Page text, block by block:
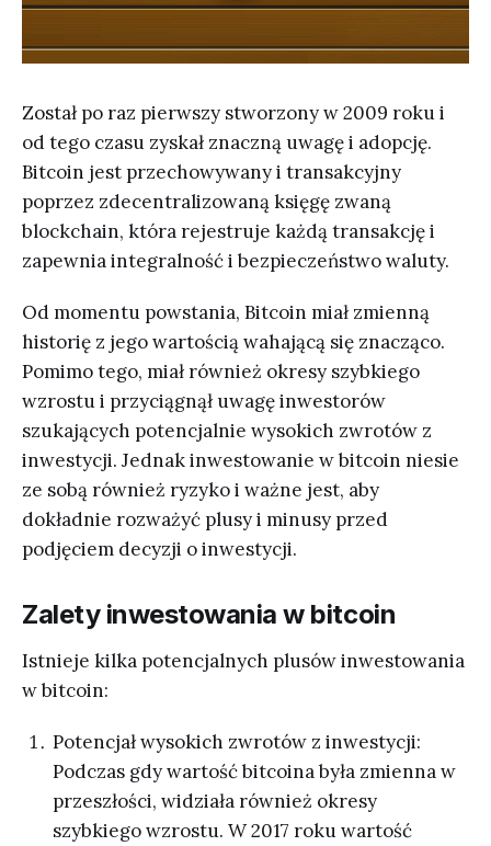
Został po raz pierwszy stworzony w 2009 roku i
od tego czasu zyskał znaczną uwagę i adopcję.
Bitcoin jest przechowywany i transakcyjny
poprzez zdecentralizowaną księgę zwaną
blockchain, która rejestruje każdą transakcję i
zapewnia integralność i bezpieczeństwo waluty.
Od momentu powstania, Bitcoin miał zmienną
historię z jego wartością wahającą się znacząco.
Pomimo tego, miał również okresy szybkiego
wzrostu i przyciągnął uwagę inwestorów
szukających potencjalnie wysokich zwrotów z
inwestycji. Jednak inwestowanie w bitcoin niesie
ze sobą również ryzyko i ważne jest, aby
dokładnie rozważyć plusy i minusy przed
podjęciem decyzji o inwestycji.
Zalety inwestowania w bitcoin
Istnieje kilka potencjalnych plusów inwestowania
w bitcoin:
Potencjał wysokich zwrotów z inwestycji:
Podczas gdy wartość bitcoina była zmienna w
przeszłości, widziała również okresy
szybkiego wzrostu. W 2017 roku wartość